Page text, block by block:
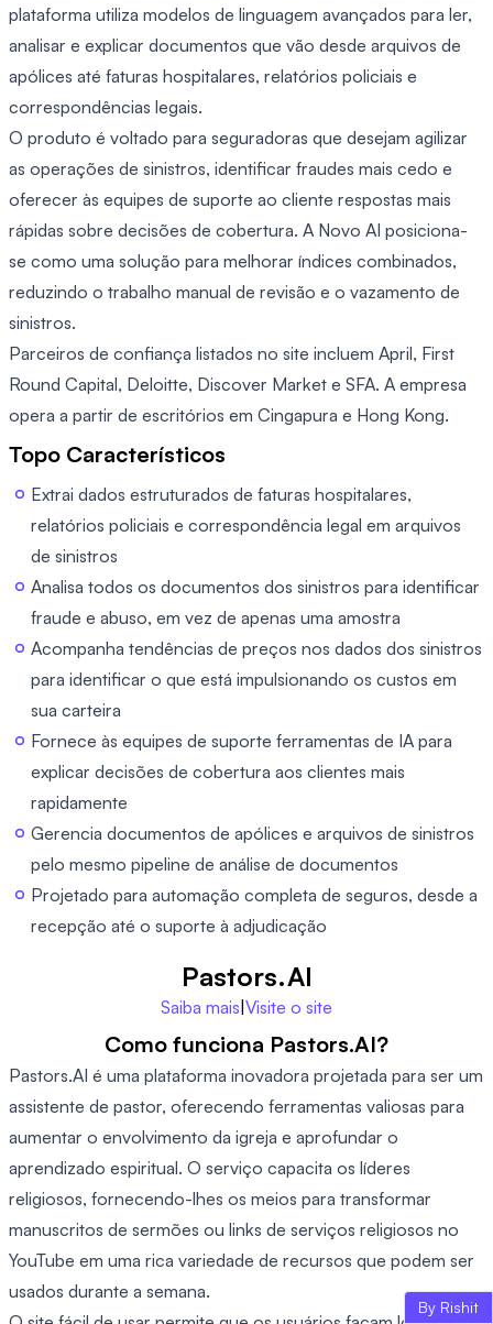
plataforma utiliza modelos de linguagem avançados para ler,
analisar e explicar documentos que vão desde arquivos de
apólices até faturas hospitalares, relatórios policiais e
correspondências legais.
O produto é voltado para seguradoras que desejam agilizar
as operações de sinistros, identificar fraudes mais cedo e
oferecer às equipes de suporte ao cliente respostas mais
rápidas sobre decisões de cobertura. A Novo AI posiciona-
se como uma solução para melhorar índices combinados,
reduzindo o trabalho manual de revisão e o vazamento de
sinistros.
Parceiros de confiança listados no site incluem April, First
Round Capital, Deloitte, Discover Market e SFA. A empresa
opera a partir de escritórios em Cingapura e Hong Kong.
Topo Característicos
Extrai dados estruturados de faturas hospitalares,
relatórios policiais e correspondência legal em arquivos
de sinistros
Analisa todos os documentos dos sinistros para identificar
fraude e abuso, em vez de apenas uma amostra
Acompanha tendências de preços nos dados dos sinistros
para identificar o que está impulsionando os custos em
sua carteira
Fornece às equipes de suporte ferramentas de IA para
explicar decisões de cobertura aos clientes mais
rapidamente
Gerencia documentos de apólices e arquivos de sinistros
pelo mesmo pipeline de análise de documentos
Projetado para automação completa de seguros, desde a
recepção até o suporte à adjudicação
Pastors.AI
Saiba mais Visite o site
Como funciona Pastors.AI?
Pastors.AI é uma plataforma inovadora projetada para ser um
assistente de pastor, oferecendo ferramentas valiosas para
aumentar o envolvimento da igreja e aprofundar o
aprendizado espiritual. O serviço capacita os líderes
religiosos, fornecendo-lhes os meios para transformar
manuscritos de sermões ou links de serviços religiosos no
YouTube em uma rica variedade de recursos que podem ser
usados durante a semana.
By Rishit